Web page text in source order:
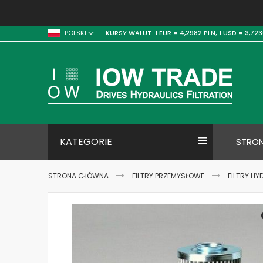
POLSKI KURSY WALUT: 1 EUR = 4,2982 PLN; 1 USD =
KATEGORIE
STRONA GŁÓWNA FILTRY PRZEMYSŁOWE FILTRY